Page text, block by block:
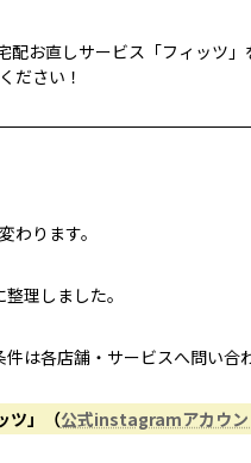
お直しサービス「フィッツ」
ださい！
ります。
理しました。
は各店舗・サービスへ問い合
ツ」（公式instagramアカウン